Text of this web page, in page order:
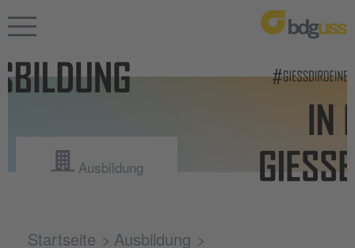
Ausbildung
Startseite
Ausbildung